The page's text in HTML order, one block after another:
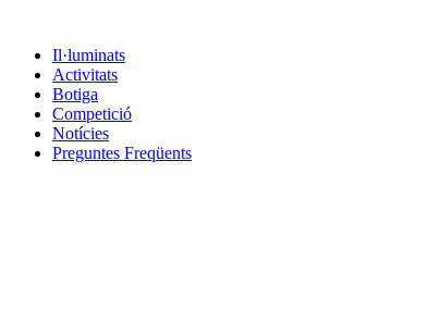
contingutIl·luminats
Activitats
Botiga
Competició
Notícies
Preguntes Freqüents